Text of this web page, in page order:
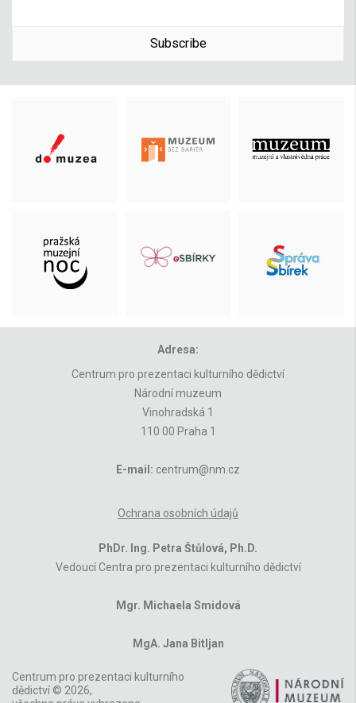
Subscribe
Adresa:
Centrum pro prezentaci kulturního dědictví
Národní muzeum
Vinohradská 1
110 00 Praha 1
E-mail: centrum@nm.cz
Ochrana osobních údajů
PhDr. Ing. Petra Štůlová, Ph.D.
Vedoucí Centra pro prezentaci kulturního dědictví
Mgr. Michaela Smidová
MgA. Jana Bitljan
Centrum pro prezentaci kulturního
dědictví © 2026,